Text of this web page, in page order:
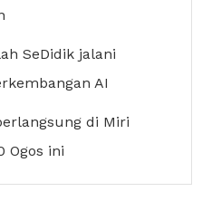
SeDidik jalani
AI
di Miri
Ogos ini